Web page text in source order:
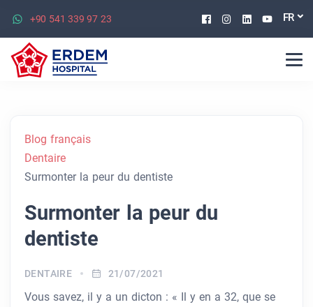
+90 541 339 97 23 Facebook
Instagram
Linkedin
FR
Blog français
Dentaire
Surmonter la peur du dentiste
Surmonter la peur du
dentiste
DENTAIRE 21/07/2021
Vous savez, il y a un dicton : « Il y en a 32, que se